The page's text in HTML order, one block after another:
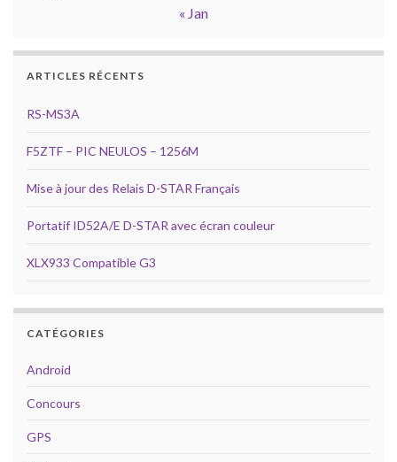
« Jan
ARTICLES RÉCENTS
RS-MS3A
F5ZTF – PIC NEULOS – 1256M
Mise à jour des Relais D-STAR Français
Portatif ID52A/E D-STAR avec écran couleur
XLX933 Compatible G3
CATÉGORIES
Android
Concours
GPS